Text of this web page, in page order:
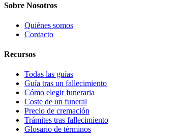
Sobre Nosotros
Quiénes somos
Contacto
Recursos
Todas las guías
Guía tras un fallecimiento
Cómo elegir funeraria
Coste de un funeral
Precio de cremación
Trámites tras fallecimiento
Glosario de términos